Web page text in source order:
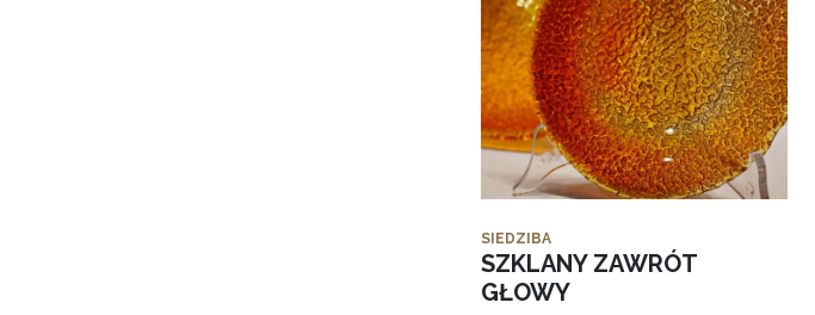
SIEDZIBA
SZKLANY ZAWRÓT
GŁOWY